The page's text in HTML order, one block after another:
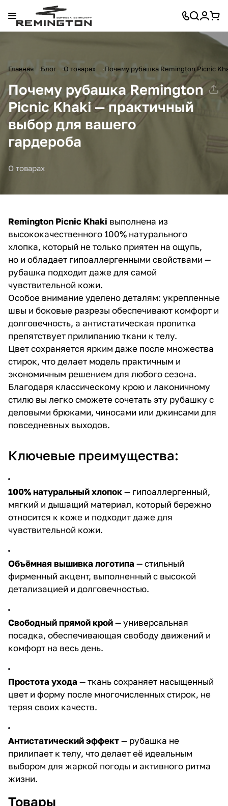
Главная Блог О товарах Почему рубашка Remington Picnic
Почему рубашка Remington
Picnic Khaki — практичный
выбор для вашего
гардероба
О товарах
Remington Picnic Khaki выполнена из
высококачественного 100% натурального
хлопка, который не только приятен на ощупь,
но и обладает гипоаллергенными свойствами —
рубашка подходит даже для самой
чувствительной кожи.
Особое внимание уделено деталям: укрепленные
швы и боковые разрезы обеспечивают комфорт и
долговечность, а антистатическая пропитка
препятствует прилипанию ткани к телу.
Цвет сохраняется ярким даже после множества
стирок, что делает модель практичным и
экономичным решением для любого сезона.
Благодаря классическому крою и лаконичному
стилю вы легко сможете сочетать эту рубашку с
деловыми брюками, чиносами или джинсами для
повседневных выходов.
Ключевые преимущества:
100% натуральный хлопок— гипоаллергенный,
мягкий и дышащий материал, который бережно
относится к коже и подходит даже для
чувствительной кожи.
Объёмная вышивка логотипа— стильный
фирменный акцент, выполненный с высокой
детализацией и долговечностью.
Свободный прямой крой— универсальная
посадка, обеспечивающая свободу движений и
комфорт на весь день.
Простота ухода— ткань сохраняет насыщенный
цвет и форму после многочисленных стирок, не
теряя своих качеств.
Антистатический эффект— рубашка не
прилипает к телу, что делает её идеальным
выбором для жаркой погоды и активного ритма
жизни.
Товары